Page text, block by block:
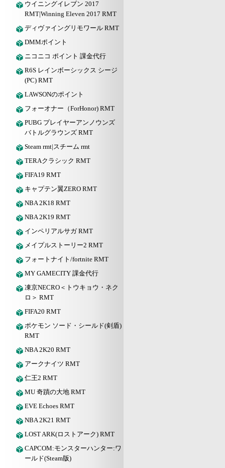
ウイニングイレブン 2017
RMT|Winning Eleven 2017 RMT
ディヴァイングリモワール RMT
DMMポイント
ニコニコ ポイント 課金代行
R6S レインボーシックス シージ
(PC) RMT
LAWSONのポイント
フォーオナー（ForHonor) RMT
PUBG プレイヤーアンノウンズ
バトルグラウンズ RMT
Steam rmt|スチーム rmt
TERAクラシック RMT
FIFA19 RMT
キャプテン翼ZERO RMT
NBA 2K18 RMT
NBA 2K19 RMT
インペリアルサガ RMT
メイプルストーリー2 RMT
フォートナイト/fortnite RMT
MY GAMECITY 課金代行
凍京NECRO＜トウキョウ・ネク
ロ＞ RMT
FIFA20 RMT
ポケモン ソード・シールド(剣盾)
RMT
NBA 2K20 RMT
アークナイツ RMT
仁王2 RMT
MU 奇蹟の大地 RMT
EVE Echoes RMT
NBA 2K21 RMT
LOST ARK(ロストアーク) RMT
CAPCOM:モンスターハンター:ワ
ールド(Steam版)